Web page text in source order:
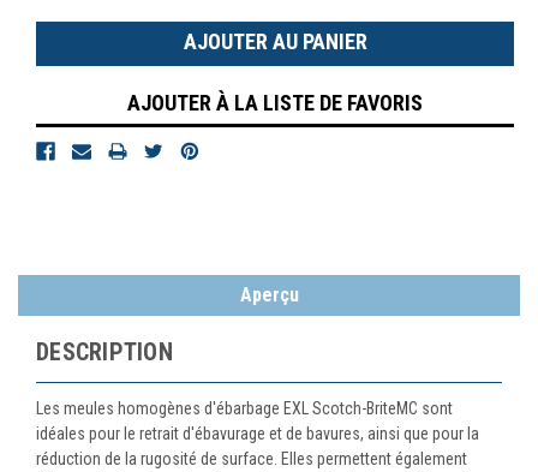
: :
AJOUTER À LA LISTE DE FAVORIS
Aperçu
DESCRIPTION
Les meules homogènes d'ébarbage EXL Scotch-BriteMC sont
idéales pour le retrait d'ébavurage et de bavures, ainsi que pour la
réduction de la rugosité de surface. Elles permettent également